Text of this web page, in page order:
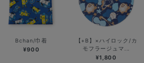
Bchan/巾着
¥900
【+B】×ハイロック/カ
モフラージュマ...
¥1,800